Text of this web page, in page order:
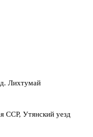
Лихтумай
ССР, Утянский уезд